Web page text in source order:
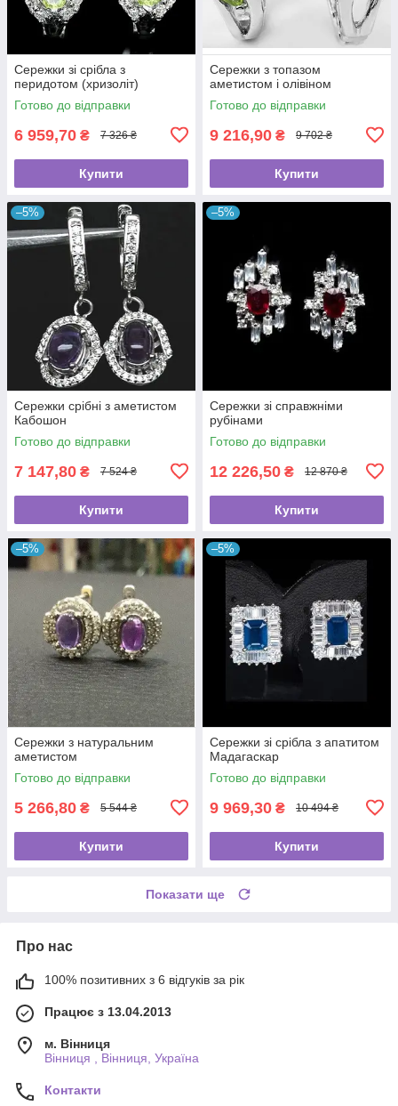
Сережки зі срібла з
перидотом (хризоліт)
Готово до відправки
6 959,70 ₴ 7 326 ₴
Купити
Сережки з топазом
аметистом і олівіном
Готово до відправки
9 216,90 ₴ 9 702 ₴
Купити
–5%
Сережки срібні з аметистом
Кабошон
Готово до відправки
7 147,80 ₴ 7 524 ₴
Купити
–5%
Сережки зі справжніми
рубінами
Готово до відправки
12 226,50 ₴ 12 870 ₴
Купити
–5%
Сережки з натуральним
аметистом
Готово до відправки
5 266,80 ₴ 5 544 ₴
Купити
–5%
Сережки зі срібла з апатитом
Мадагаскар
Готово до відправки
9 969,30 ₴ 10 494 ₴
Купити
Показати ще
Про нас
100% позитивних з 6 відгуків за рік
Працює з 13.04.2013
м. Вінниця
Вінниця , Вінниця, Україна
Контакти